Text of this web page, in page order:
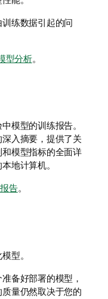
练数据引起的问
型分析。
模型的训练报告。
入摘要，提供了关
模型指标的全面详
地计算机。
告。
型。
备好部署的模型，
量仍然取决于您的